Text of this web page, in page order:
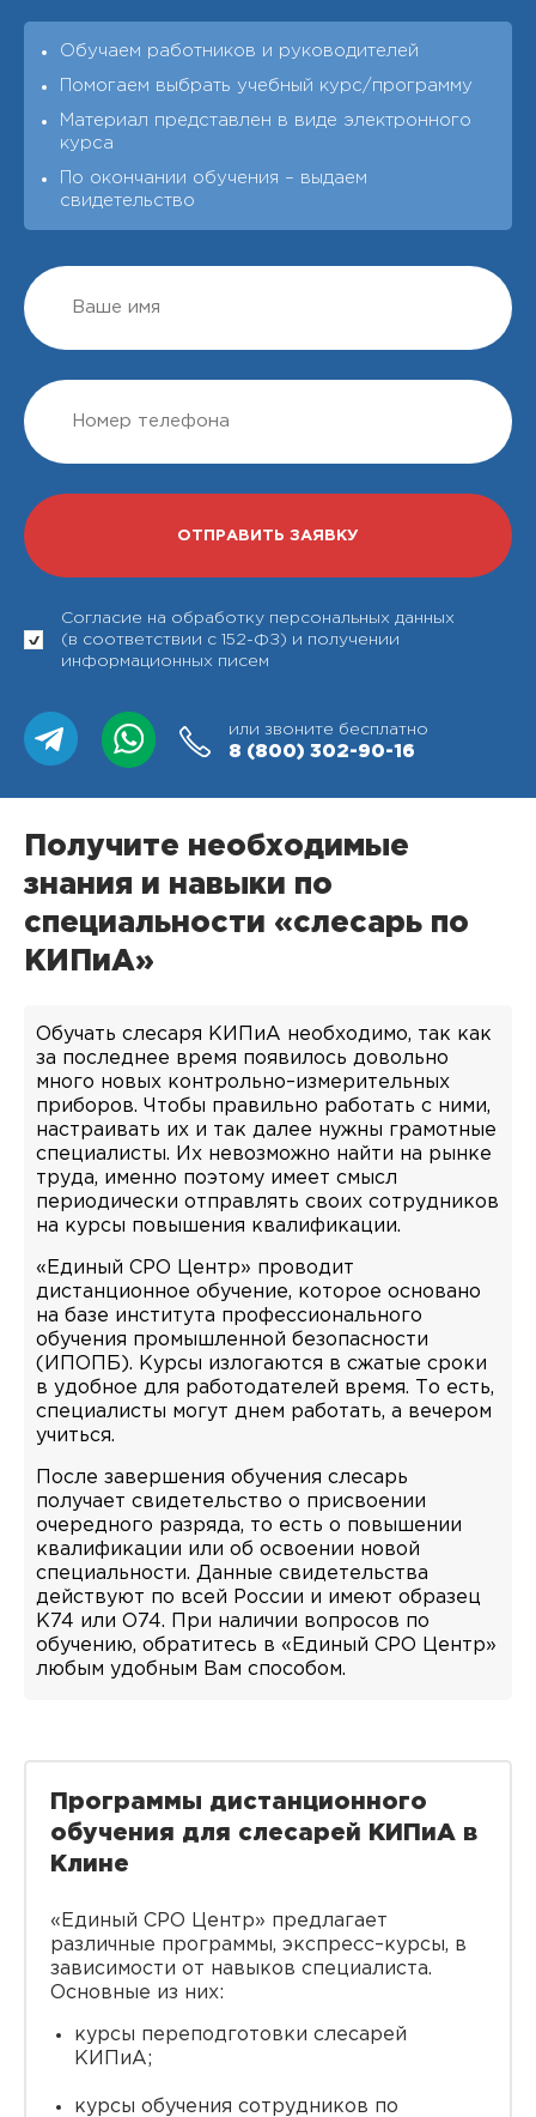
Обучаем работников и руководителей
Помогаем выбрать учебный курс/программу
Материал представлен в виде электронного
курса
По окончании обучения – выдаeм
свидетельство
Согласие на обработку персональных данных
(в соответствии с 152-ФЗ) и получении
информационных писем
или звоните бесплатно
8 (800) 302-90-16
Получите необходимые
знания и навыки по
специальности «слесарь по
КИПиА»
Обучать слесаря КИПиА необходимо, так как
за последнее время появилось довольно
много новых контрольно–измерительных
приборов. Чтобы правильно работать с ними,
настраивать их и так далее нужны грамотные
специалисты. Их невозможно найти на рынке
труда, именно поэтому имеет смысл
периодически отправлять своих сотрудников
на курсы повышения квалификации.
«Единый СРО Центр» проводит
дистанционное обучение, которое основано
на базе института профессионального
обучения промышленной безопасности
(ИПОПБ). Курсы излогаются в сжатые сроки
в удобное для работодателей время. То есть,
специалисты могут днем работать, а вечером
учиться.
После завершения обучения слесарь
получает свидетельство о присвоении
очередного разряда, то есть о повышении
квалификации или об освоении новой
специальности. Данные свидетельства
действуют по всей России и имеют образец
K74 или O74. При наличии вопросов по
обучению, обратитесь в «Единый СРО Центр»
любым удобным Вам способом.
Программы дистанционного
обучения для слесарей КИПиА в
Клине
«Единый СРО Центр» предлагает
различные программы, экспресс–курсы, в
зависимости от навыков специалиста.
Основные из них:
курсы переподготовки слесарей
КИПиА;
курсы обучения сотрудников по